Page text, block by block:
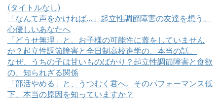
(タイトルなし)
「なんて声をかければ…」起立性調節障害の友達を想う、
心優しいあなたへ
「どうせ無理」と、お子様の可能性に蓋をしていません
か？起立性調節障害と全日制高校進学の、本当の話。
なぜ、うちの子は甘いものばかり？起立性調節障害と食欲
の、知られざる関係
「部活やめる」と、うつむく君へ。そのパフォーマンス低
下、本当の原因を知っていますか？